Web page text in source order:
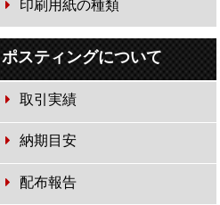
印刷用紙の種類
ポスティングについて
取引実績
納期目安
配布報告